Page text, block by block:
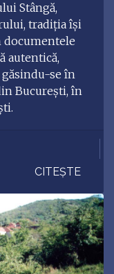
Stângă,
tradiţia îşi
documentele
autentică,
se în
Bucureşti, în
CITEȘTE